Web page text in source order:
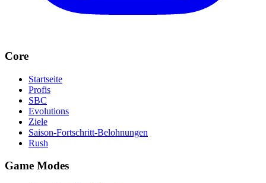
Core
Startseite
Profis
SBC
Evolutions
Ziele
Saison-Fortschritt-Belohnungen
Rush
Game Modes